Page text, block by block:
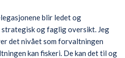
blir ledet og
og faglig oversikt. Jeg
det nivået som forvaltningen
kan fiskeri. De kan det til og